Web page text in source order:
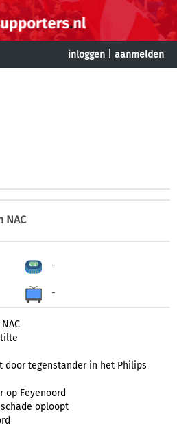
inloggen aanmelden
NAC
-
-
door tegenstander in het Philips
op Feyenoord
oploopt